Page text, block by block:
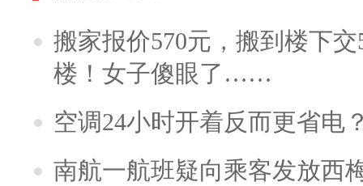
搬家报价570元，搬到楼下
楼！女子傻眼了……
空调24小时开着反而更省电
南航一航班疑向乘客发放西